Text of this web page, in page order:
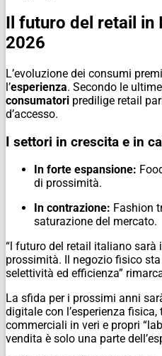
Il futuro del retail in
2026
L’evoluzione dei consumi
l’esperienza. Secondo le
consumatori predilige retail
d’accesso.
I settori in crescita e in
In forte espansione:
di prossimità.
In contrazione: Fashion
saturazione del mercato.
“l futuro del retail italiano sarà
prossimità. Il negozio fisico
selettività ed efficienza”
La sfida per i prossimi anni
digitale con l’esperienza
commerciali in veri e propri
vendita è solo una parte